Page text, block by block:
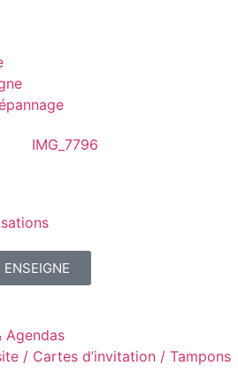
Agendas
/ Cartes d’invitation / Tampons